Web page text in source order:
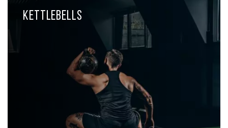
Kettlebells